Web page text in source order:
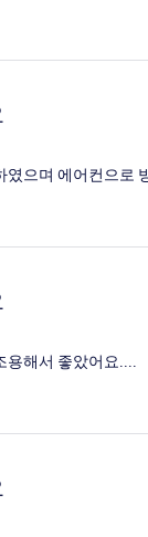
였으며 에어컨으로
용해서 좋았어요....